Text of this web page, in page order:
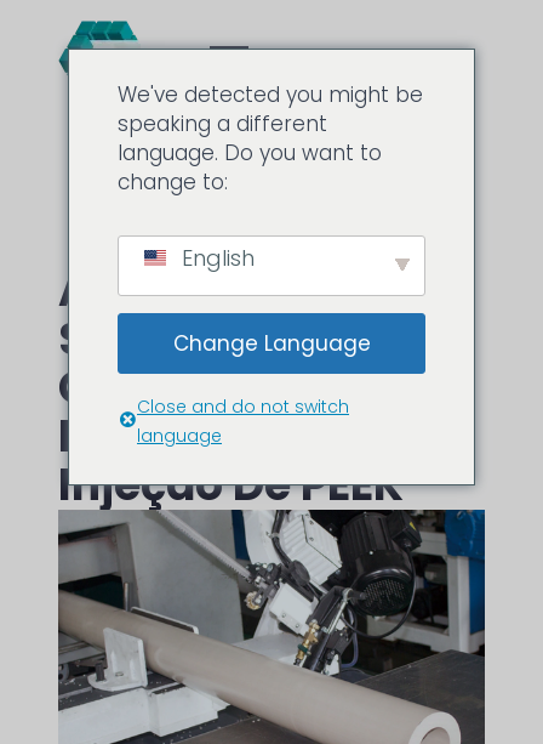
Alguns Fatores A
Serem
Considerados Na
Moldagem Por
Injeção De PEEK
We've detected you might be
speaking a different
language. Do you want to
change to:
English
Change Language
Close and do not switch
language